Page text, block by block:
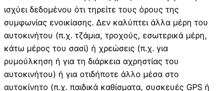
ισχύει δεδομένου ότι τηρείτε τους όρους της
συμφωνίας ενοικίασης. Δεν καλύπτει άλλα μέρη του
αυτοκινήτου (π.χ. τζάμια, τροχούς, εσωτερικά μέρη,
κάτω μέρος του σασί) ή χρεώσεις (π.χ. για
ρυμούλκηση ή για τη διάρκεια αχρηστίας του
αυτοκινήτου) ή για οτιδήποτε άλλο μέσα στο
αυτοκίνητο (π.χ. παιδικά καθίσματα, συσκευές GPS ή